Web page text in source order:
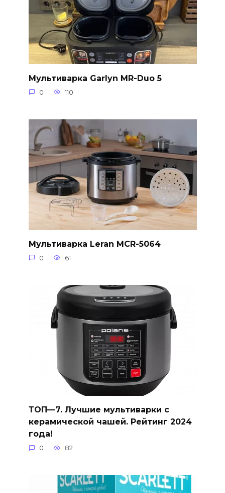
Мультиварка Garlyn MR-Duo 5
0 110
Мультиварка Leran MCR-5064
0 61
ТОП—7. Лучшие мультиварки с
керамической чашей. Рейтинг 2024
года!
0 82